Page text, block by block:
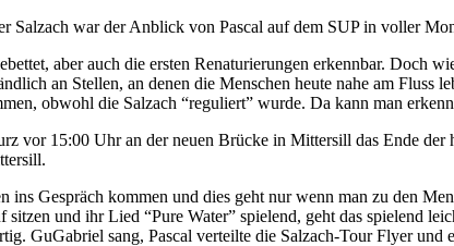
Salzach war der Anblick von Pascal auf dem SUP in voller
aber auch die ersten Renaturierungen erkennbar. Doch
an Stellen, an denen die Menschen heute nahe am Fluss
obwohl die Salzach “reguliert” wurde. Da kann man
vor 15:00 Uhr an der neuen Brücke in Mittersill das Ende
ins Gespräch kommen und dies geht nur wenn man zu den
und ihr Lied “Pure Water” spielend, geht das spielend
GuGabriel sang, Pascal verteilte die Salzach-Tour Flyer und